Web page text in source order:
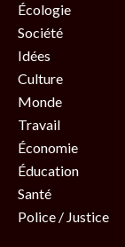
Écologie
Société
Idées
Culture
Monde
Travail
Économie
Éducation
Santé
Police / Justice